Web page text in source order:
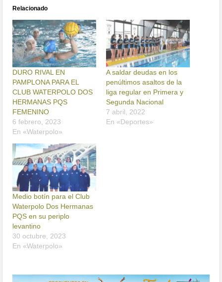
Relacionado
DURO RIVAL EN
PAMPLONA PARA EL
CLUB WATERPOLO DOS
HERMANAS PQS
FEMENINO
6 febrero, 2023
En «Waterpolo»
A saldar deudas en los
penúltimos asaltos de la
liga regular en Primera y
Segunda Nacional
7 abril, 2022
En «Deportes»
Medio botín para el Club
Waterpolo Dos Hermanas
PQS en su periplo
levantino
30 octubre, 2023
En «Waterpolo»